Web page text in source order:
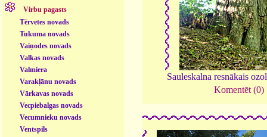
Virbu pagasts
Tērvetes novads
Tukuma novads
Vaiņodes novads
Valkas novads
Valmiera
Varakļānu novads
Vārkavas novads
Vecpiebalgas novads
Vecumnieku novads
Ventspils
Sauleskalna resnākais
Komentēt (0)